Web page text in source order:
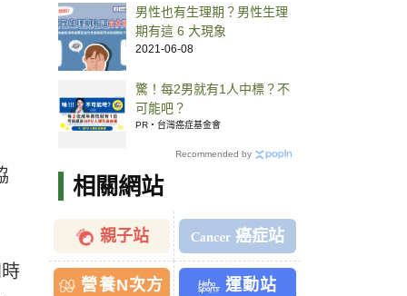
男性也有生理期？男性生理
期有這 6 大現象
2021-06-08
驚！每2男就有1人中標？不
可能吧？
PR・台灣癌症基金會
Recommended by
相關網站
親子站 癌症站
營養N次方 運動站